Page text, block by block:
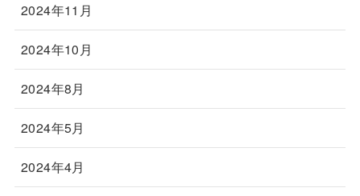
2024年11月
2024年10月
2024年8月
2024年5月
2024年4月